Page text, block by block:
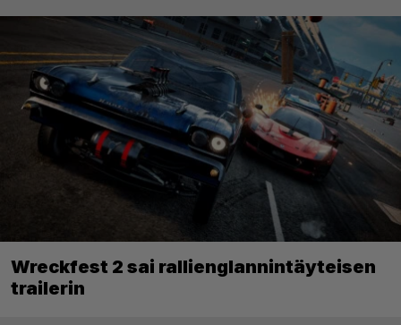
Wreckfest 2 sai rallienglannintäyteisen
trailerin